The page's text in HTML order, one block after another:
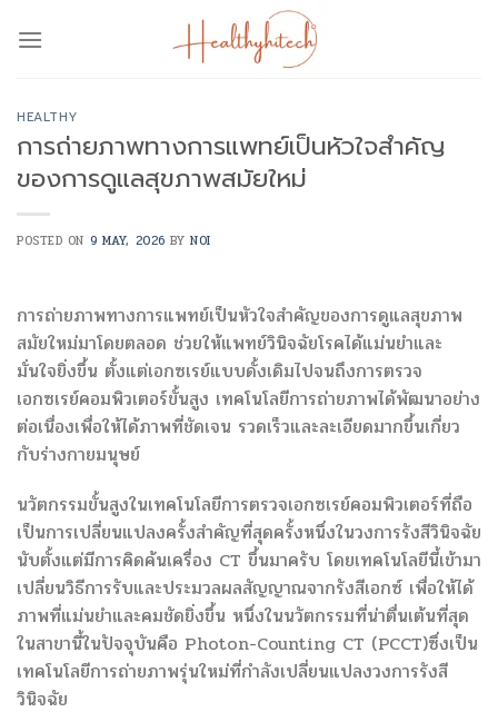
HEALTHY
การถ่ายภาพทางการแพทย์เป็นหัวใจสำคัญ
ของการดูแลสุขภาพสมัยใหม่
POSTED ON 9 MAY, 2026 BYNOI
การถ่ายภาพทางการแพทย์เป็นหัวใจสำคัญของการดูแลสุขภาพ
สมัยใหม่มาโดยตลอด ช่วยให้แพทย์วินิจฉัยโรคได้แม่นยำและ
มั่นใจยิ่งขึ้น ตั้งแต่เอกซเรย์แบบดั้งเดิมไปจนถึงการตรวจ
เอกซเรย์คอมพิวเตอร์ขั้นสูง เทคโนโลยีการถ่ายภาพได้พัฒนาอย่าง
ต่อเนื่องเพื่อให้ได้ภาพที่ชัดเจน รวดเร็วและละเอียดมากขึ้นเกี่ยว
กับร่างกายมนุษย์
นวัตกรรมขั้นสูงในเทคโนโลยีการตรวจเอกซเรย์คอมพิวเตอร์ที่ถือ
เป็นการเปลี่ยนแปลงครั้งสำคัญที่สุดครั้งหนึ่งในวงการรังสีวินิจฉัย
นับตั้งแต่มีการคิดค้นเครื่อง CT ขึ้นมาครับ โดยเทคโนโลยีนี้เข้ามา
เปลี่ยนวิธีการรับและประมวลผลสัญญาณจากรังสีเอกซ์ เพื่อให้ได้
ภาพที่แม่นยำและคมชัดยิ่งขึ้น หนึ่งในนวัตกรรมที่น่าตื่นเต้นที่สุด
ในสาขานี้ในปัจจุบันคือ Photon-Counting CT (PCCT)ซึ่งเป็น
เทคโนโลยีการถ่ายภาพรุ่นใหม่ที่กำลังเปลี่ยนแปลงวงการรังสี
วินิจฉัย